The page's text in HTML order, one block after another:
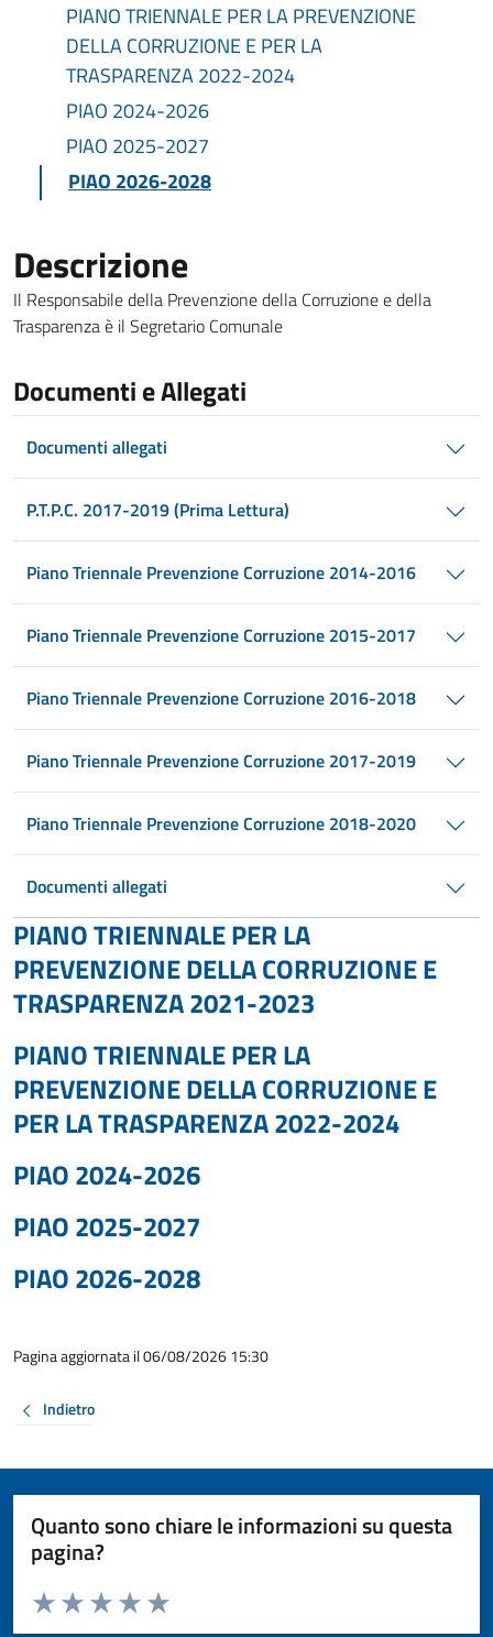
PIANO TRIENNALE PER LA PREVENZIONE
DELLA CORRUZIONE E PER LA
TRASPARENZA 2022-2024
PIAO 2024-2026
PIAO 2025-2027
PIAO 2026-2028
Descrizione
Il Responsabile della Prevenzione della Corruzione e della
Trasparenza è il Segretario Comunale
Documenti e Allegati
Documenti allegati
P.T.P.C. 2017-2019 (Prima Lettura)
Piano Triennale Prevenzione Corruzione 2014-2016
Piano Triennale Prevenzione Corruzione 2015-2017
Piano Triennale Prevenzione Corruzione 2016-2018
Piano Triennale Prevenzione Corruzione 2017-2019
Piano Triennale Prevenzione Corruzione 2018-2020
Documenti allegati
PIANO TRIENNALE PER LA
PREVENZIONE DELLA CORRUZIONE E
TRASPARENZA 2021-2023
PIANO TRIENNALE PER LA
PREVENZIONE DELLA CORRUZIONE E
PER LA TRASPARENZA 2022-2024
PIAO 2024-2026
PIAO 2025-2027
PIAO 2026-2028
Pagina aggiornata il 06/08/2026 15:30
Indietro
Quanto sono chiare le informazioni su questa
pagina?
Valuta da 1 a 5 stelle la pagina
Valuta 5 stelle su 5
Valuta 4 stelle su 5
Valuta 3 stelle su 5
Valuta 2 stelle su 5
Valuta 1 stelle su 5